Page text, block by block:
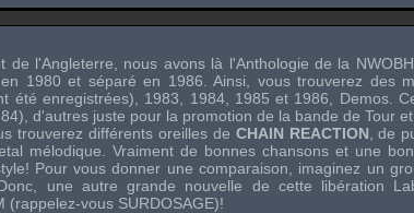
de l'Angleterre, nous avons là l'Anthologie de la
1980 et séparé en 1986. Ainsi, vous trouverez des
été enregistrées), 1983, 1984, 1985 et 1986, Demos.
d'autres juste pour la promotion de la bande de Tour
trouverez différents oreilles de CHAIN REACTION , de
mélodique. Vraiment de bonnes chansons et une
Pour vous donner une comparaison, imaginez un
une autre grande nouvelle de cette libération
(rappelez-vous SURDOSAGE)!